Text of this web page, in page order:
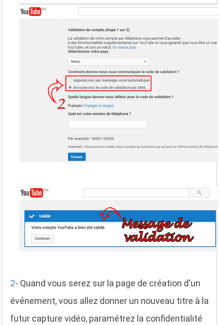
2- Quand vous serez sur la page de création d'un
événement, vous allez donner un nouveau titre à la
futur capture vidéo, paramétrez la confidentialité